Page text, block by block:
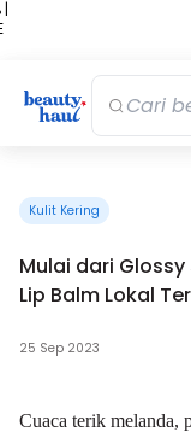
|
Kulit Kering
Mulai dari
Lip Balm Lokal
25 Sep 2023
Cuaca terik melanda,